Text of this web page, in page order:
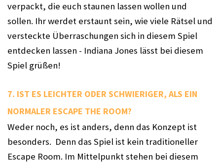
verpackt, die euch staunen lassen wollen und
sollen. Ihr werdet erstaunt sein, wie viele Rätsel und
versteckte Überraschungen sich in diesem Spiel
entdecken lassen - Indiana Jones lässt bei diesem
Spiel grüßen!
7. IST ES LEICHTER ODER SCHWIERIGER, ALS EIN
NORMALER ESCAPE THE ROOM?
Weder noch, es ist anders, denn das Konzept ist
besonders.  Denn das Spiel ist kein traditioneller
Escape Room. Im Mittelpunkt stehen bei diesem